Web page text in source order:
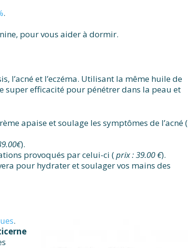
.
pour vous aider à dormir.
l’acné et l’eczéma. Utilisant la même huile de
super efficacité pour pénétrer dans la peau et
apaise et soulage les symptômes de l’acné (
).
provoqués par celui-ci (prix : 39.00 €).
pour hydrater et soulager vos mains des
.